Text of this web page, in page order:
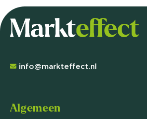
info@markteffect.nl
Algemeen